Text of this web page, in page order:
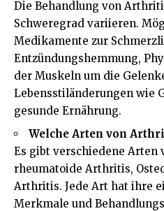
Die Behandlung von
Schweregrad variieren.
Medikamente zur
Entzündungshemmung,
der Muskeln um die
Lebensstiländerungen wie
gesunde Ernährung.
Welche Arten von
Es gibt verschiedene
rheumatoide Arthritis,
Arthritis. Jede Art hat ihre
Merkmale und